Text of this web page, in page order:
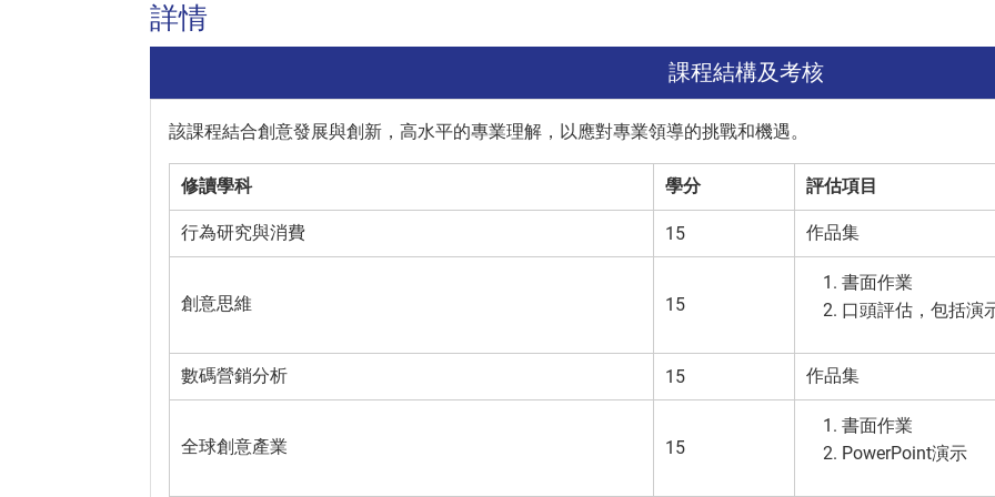
詳情
課程結構及考核
該課程結合創意發展與創新，高水平的專業理解，以應對專業領導的挑戰和機遇。
修讀學科 學分 評估項目
行為研究與消費 15 作品集
創意思維 15
書面作業
口頭評估，包括演
數碼營銷分析 15 作品集
全球創意產業 15
書面作業
PowerPoint演示